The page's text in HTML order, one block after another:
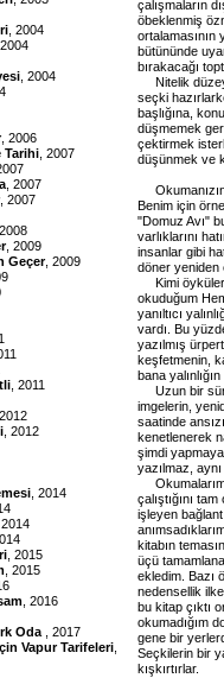
, 2004
, 2004
, 2006
Tarihi , 2007
, 2007
, 2007
, 2009
Geçer, 2009
, 2011
, 2012
, 2012
, 2014
, 2014
, 2015
, 2015
, 2016
Oda
, 2017
Vapur Tarifeleri
çalışmaların
öbeklenmiş
ortalamasının
bütününde
bırakacağı
Nitelik
seçki
başlığına,
düşmemek
çektirmek
düşünmek ve
Benim için
"Domuz Avı"
varlıklarını
insanlar gibi
döner yeniden
Kimi
okuduğum
yanıltıcı
vardı. Bu
yazılmış
keşfetmenin,
bana
Uzun bir
imgelerin,
saatinde
kenetlenerek
şimdi
yazılmaz,
çalıştığını
işleyen
kitabın
üçü
ekledim. Bazı
nedensellik
bu kitap çıktı
okumadığım
gene bir
Seçkilerin bir
kışkırtırlar.